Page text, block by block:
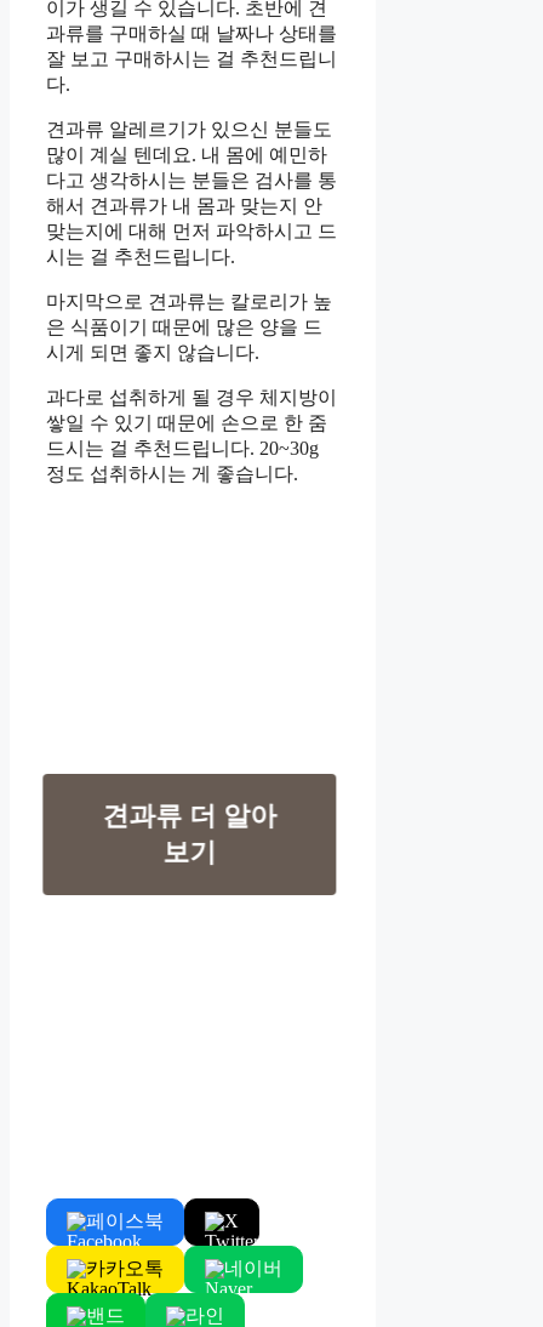
이가 생길 수 있습니다. 초반에 견
과류를 구매하실 때 날짜나 상태를
잘 보고 구매하시는 걸 추천드립니
다.
견과류 알레르기가 있으신 분들도
많이 계실 텐데요. 내 몸에 예민하
다고 생각하시는 분들은 검사를 통
해서 견과류가 내 몸과 맞는지 안
맞는지에 대해 먼저 파악하시고 드
시는 걸 추천드립니다.
마지막으로 견과류는 칼로리가 높
은 식품이기 때문에 많은 양을 드
시게 되면 좋지 않습니다.
과다로 섭취하게 될 경우 체지방이
쌓일 수 있기 때문에 손으로 한 줌
드시는 걸 추천드립니다. 20~30g
정도 섭취하시는 게 좋습니다.
견과류 더 알아
보기
페이스북 X
카카오톡 네이버
밴드 라인